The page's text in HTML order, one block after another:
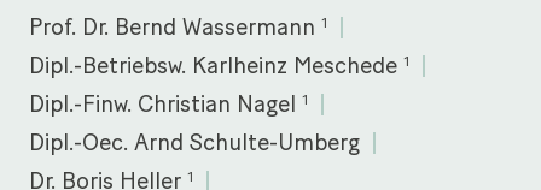
Prof. Dr. Bernd Wassermann 1
Dipl.-Betriebsw. Karlheinz Meschede 1
Dipl.-Finw. Christian Nagel 1
Dipl.-Oec. Arnd Schulte-Umberg
Dr. Boris Heller 1